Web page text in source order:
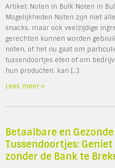
Artikel: Noten in Bulk Noten in
Mogelijkheden Noten zijn niet
snacks, maar ook veelzijdige
gerechten kunnen worden
noten, of het nu gaat om
tussendoortjes eten of om
hun producten, kan […]
Lees meer »
Betaalbare en
Tussendoortjes:
zonder de Bank te